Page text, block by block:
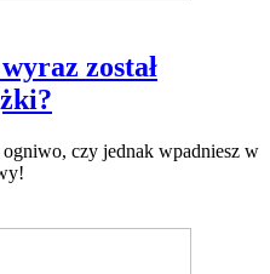
został
czy jednak wpadniesz w